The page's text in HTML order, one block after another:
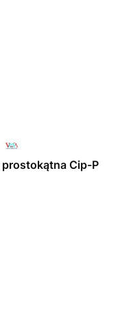
Cip-P